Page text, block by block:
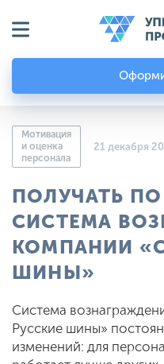
Мотивация
и оценка
персонала
21 декабря
ПОЛУЧАТЬ ПО
СИСТЕМА
КОМПАНИИ
ШИНЫ»
Система
Русские шины»
изменений: для